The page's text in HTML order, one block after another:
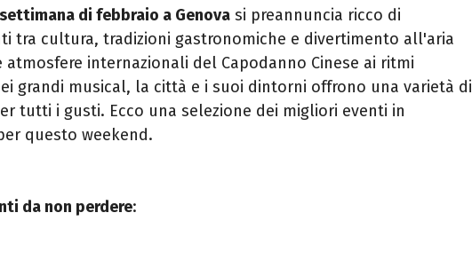
di febbraio a Genova si preannuncia ricco di
tra cultura, tradizioni gastronomiche e divertimento all'aria
atmosfere internazionali del Capodanno Cinese ai ritmi
grandi musical, la città e i suoi dintorni offrono una varietà di
tutti i gusti. Ecco una selezione dei migliori eventi in
questo weekend.
da non perdere: